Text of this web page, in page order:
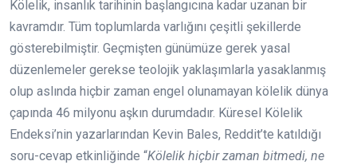
Kölelik, insanlık tarihinin başlangıcına kadar uzanan bir
kavramdır. Tüm toplumlarda varlığını çeşitli şekillerde
gösterebilmiştir. Geçmişten günümüze gerek yasal
düzenlemeler gerekse teolojik yaklaşımlarla yasaklanmış
olup aslında hiçbir zaman engel olunamayan kölelik dünya
çapında 46 milyonu aşkın durumdadır. Küresel Kölelik
Endeksi’nin yazarlarından Kevin Bales, Reddit’te katıldığı
soru-cevap etkinliğinde “Kölelik hiçbir zaman bitmedi, ne